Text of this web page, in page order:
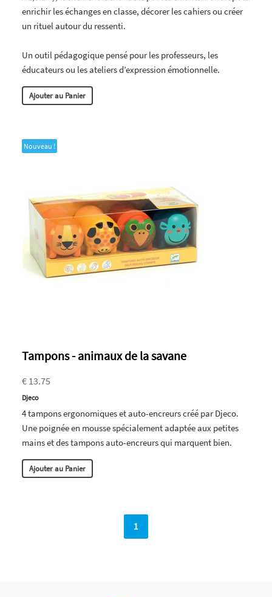
enrichir les échanges en classe, décorer les cahiers ou créer
un rituel autour du ressenti.
Un outil pédagogique pensé pour les professeurs, les
éducateurs ou les ateliers d’expression émotionnelle.
Ajouter au Panier
Nouveau !
Tampons - animaux de la savane
€ 13.75
Djeco
4 tampons ergonomiques et auto-encreurs créé par Djeco.
Une poignée en mousse spécialement adaptée aux petites
mains et des tampons auto-encreurs qui marquent bien.
Ajouter au Panier
1